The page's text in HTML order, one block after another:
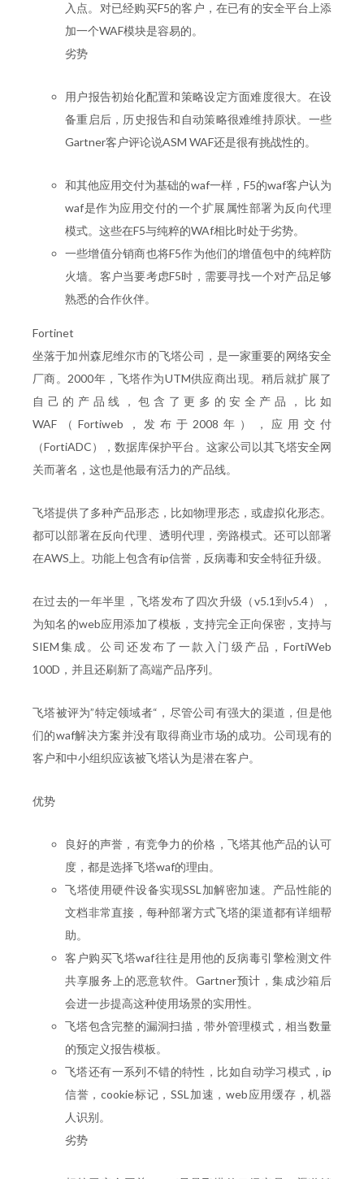
入点。对已经购买F5的客户，在已有的安全平台上添
加一个WAF模块是容易的。
劣势
用户报告初始化配置和策略设定方面难度很大。在设
备重启后，历史报告和自动策略很难维持原状。一些
Gartner客户评论说ASM WAF还是很有挑战性的。
和其他应用交付为基础的waf一样，F5的waf客户认为
waf是作为应用交付的一个扩展属性部署为反向代理
模式。这些在F5与纯粹的WAf相比时处于劣势。
一些增值分销商也将F5作为他们的增值包中的纯粹防
火墙。客户当要考虑F5时，需要寻找一个对产品足够
熟悉的合作伙伴。
Fortinet
坐落于加州森尼维尔市的飞塔公司，是一家重要的网络安全
厂商。2000年，飞塔作为UTM供应商出现。稍后就扩展了
自己的产品线，包含了更多的安全产品，比如
WAF（Fortiweb，发布于2008年），应用交付
（FortiADC），数据库保护平台。这家公司以其飞塔安全网
关而著名，这也是他最有活力的产品线。
飞塔提供了多种产品形态，比如物理形态，或虚拟化形态。
都可以部署在反向代理、透明代理，旁路模式。还可以部署
在AWS上。功能上包含有ip信誉，反病毒和安全特征升级。
在过去的一年半里，飞塔发布了四次升级（v5.1到v5.4），
为知名的web应用添加了模板，支持完全正向保密，支持与
SIEM集成。公司还发布了一款入门级产品，FortiWeb
100D，并且还刷新了高端产品序列。
飞塔被评为”特定领域者“，尽管公司有强大的渠道，但是他
们的waf解决方案并没有取得商业市场的成功。公司现有的
客户和中小组织应该被飞塔认为是潜在客户。
优势
良好的声誉，有竞争力的价格，飞塔其他产品的认可
度，都是选择飞塔waf的理由。
飞塔使用硬件设备实现SSL加解密加速。产品性能的
文档非常直接，每种部署方式飞塔的渠道都有详细帮
助。
客户购买飞塔waf往往是用他的反病毒引擎检测文件
共享服务上的恶意软件。Gartner预计，集成沙箱后
会进一步提高这种使用场景的实用性。
飞塔包含完整的漏洞扫描，带外管理模式，相当数量
的预定义报告模板。
飞塔还有一系列不错的特性，比如自动学习模式，ip
信誉，cookie标记，SSL加速，web应用缓存，机器
人识别。
劣势